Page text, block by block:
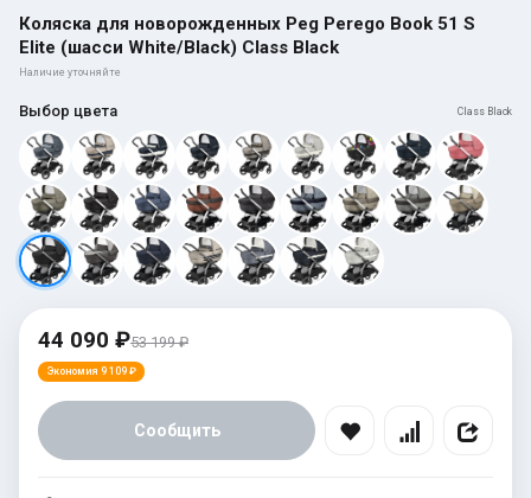
Коляска для новорожденных Peg Perego Book 51 S
Elite (шасси White/Black) Class Black
Наличие уточняйте
Выбор цвета Class Black
44 090 ₽53 199 ₽
Экономия 9 109 ₽
Сообщить